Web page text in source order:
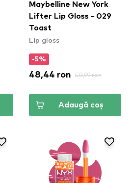
Maybelline New York
Lifter Lip Gloss - 029
Toast
Lip gloss
-5%
48,44 ron 50,99 ron
Adaugă coș